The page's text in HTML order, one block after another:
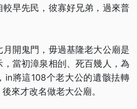
早先民，彼寡好兄弟，過來普
開鬼門，毋過基隆老大公廟是
當初漳泉相刣、死百幾人，為
in將這108个老大公的遺骸抾轉
來才改名做老大公廟。